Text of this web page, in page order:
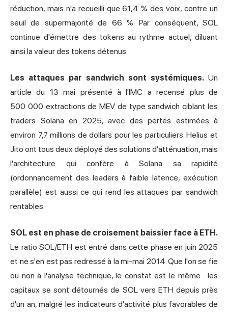
réduction, mais n'a recueilli que 61,4 % des voix, contre un
seuil de supermajorité de 66 %. Par conséquent, SOL
continue d'émettre des tokens au rythme actuel, diluant
ainsi la valeur des tokens détenus.
Les attaques par sandwich sont systémiques. Un
article du 13 mai présenté à l'IMC a recensé plus de
500 000 extractions de MEV de type sandwich ciblant les
traders Solana en 2025, avec des pertes estimées à
environ 7,7 millions de dollars pour les particuliers. Helius et
Jito ont tous deux déployé des solutions d'atténuation, mais
l'architecture qui confère à Solana sa rapidité
(ordonnancement des leaders à faible latence, exécution
parallèle) est aussi ce qui rend les attaques par sandwich
rentables.
SOL est en phase de croisement baissier face à ETH.
Le ratio SOL/ETH est entré dans cette phase en juin 2025
et ne s'en est pas redressé à la mi-mai 2014. Que l'on se fie
ou non à l'analyse technique, le constat est le même : les
capitaux se sont détournés de SOL vers ETH depuis près
d'un an, malgré les indicateurs d'activité plus favorables de